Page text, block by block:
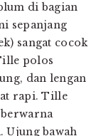
di bagian
sepanjang
sangat cocok
polos
dan lengan
rapi. Tille
Ujung bawah